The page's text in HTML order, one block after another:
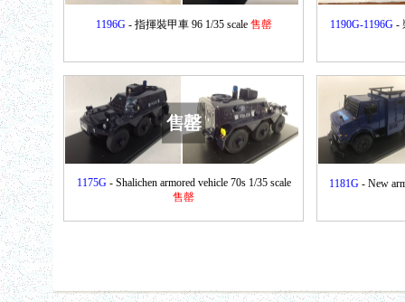
1196G- 指揮裝甲車 96 1/35 scale 售罄 1190G-1196G -
1175G- Shalichen armored vehicle 70s 1/35 scale
售罄
售罄
1181G - New